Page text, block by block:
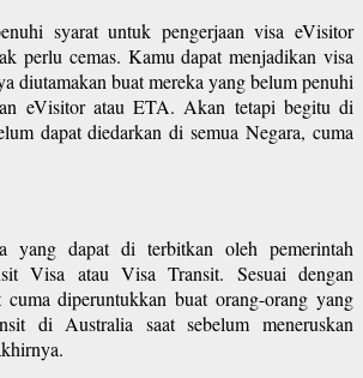
syarat untuk pengerjaan visa eVisitor
perlu cemas. Kamu dapat menjadikan visa
diutamakan buat mereka yang belum penuhi
eVisitor atau ETA. Akan tetapi begitu di
dapat diedarkan di semua Negara, cuma
yang dapat di terbitkan oleh pemerintah
Visa atau Visa Transit. Sesuai dengan
cuma diperuntukkan buat orang-orang yang
di Australia saat sebelum meneruskan